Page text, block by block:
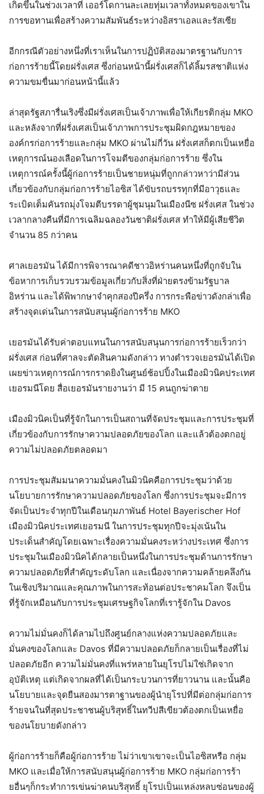
เกิดขึ้นในช่วงเวลาที่ เออร์โดกานละเลยทุ่มเวลาทั้งหมดของเขาใน
การขอทานเพื่อสร้างความสัมพันธ์ระหว่างอิสราเอลและรัสเซีย
อีกกรณีตัวอย่างหนึ่งที่เราเห็นในการปฏิบัติสองมาตรฐานกับการ
ก่อการร้ายนี้โดยฝรั่งเศส ซึ่งก่อนหน้านี้ฝรั่งเศสก็ได้ลิ้มรสชาติแห่ง
ความขมขื่นมาก่อนหน้านี้แล้ว
ล่าสุดรัฐสภารื่นเริงซึ่งมีฝรั่งเศสเป็นเจ้าภาพเพื่อให้เกียรติกลุ่ม MKO
และหลังจากที่ฝรั่งเศสเป็นเจ้าภาพการประชุมผิดกฎหมายของ
องค์กรก่อการร้ายและกลุ่ม MKO ผ่านไม่กี่วัน ฝรั่งเศสก็ตกเป็นเหยื่อ
เหตุการณ์นองเลือดในการโจมตีของกลุ่มก่อการร้าย ซึ่งใน
เหตุการณ์ครั้งนี้ผู้ก่อการร้ายเป็นชายหนุ่มที่ถูกกล่าวหาว่ามีส่วน
เกี่ยวข้องกับกลุ่มก่อการร้ายไอซิส ได้ขับรถบรรทุกที่มีอาวุธและ
ระเบิดเต็มคันรถมุ่งโจมตีบรรดาผู้ชุมนุมในเมืองนีซ ฝรั่งเศส ในช่วง
เวลากลางคืนที่มีการเฉลิมฉลองวันชาติฝรั่งเศส ทำให้มีผู้เสียชีวิต
จำนวน 85 กว่าคน
ศาลเยอรมัน ได้มีการพิจารณาคดีชาวอิหร่านคนหนึ่งที่ถูกจับใน
ข้อหาการเก็บรวบรวมข้อมูลเกี่ยวกับสิ่งที่ฝ่ายตรงข้ามรัฐบาล
อิหร่าน และได้พิพากษาจำคุกสองปีครึ่ง การกระพือข่าวดังกล่าเพื่อ
สร้างจุดเด่นในการสนับสนุนผู้ก่อการร้าย MKO
เยอรมันได้รับค่าตอบแทนในการสนับสนุนการก่อการร้ายเร็วกว่า
ฝรั่งเศส ก่อนที่ศาลจะตัดสินคามดังกล่าว ทางตำรวจเยอรมันได้เปิด
เผยข่าวเหตุการณ์การกราดยิงในศูนย์ช้อปปิ้งในเมืองมิวนิคประเทศ
เยอรมนีโดย สื่อเยอรมันรายงานว่า มี 15 คนถูกฆ่าตาย
เมืองมิวนิคเป็นที่รู้จักในการเป็นสถานที่จัดประชุมและการประชุมที่
เกี่ยวข้องกับการรักษาความปลอดภัยของโลก และแล้วต้องตกอยู่
ความไม่ปลอดภัยตลอดมา
การประชุมสัมมนาความมั่นคงในมิวนิคคือการประชุมว่าด้วย
นโยบายการรักษาความปลอดภัยของโลก ซึ่งการประชุมจะมีการ
จัดเป็นประจำทุกปีในเดือนกุมภาพันธ์ Hotel Bayerischer Hof
เมืองมิวนิคประเทศเยอรมนี ในการประชุมทุกปีจะมุ่งเน้นใน
ประเด็นสำคัญโดยเฉพาะเรื่องความมั่นคงระหว่างประเทศ ซึ่งการ
ประชุมในเมืองมิวนิคได้กลายเป็นหนึ่งในการประชุมด้านการรักษา
ความปลอดภัยที่สำคัญระดับโลก และเนื่องจากความคล้ายคลึงกัน
ในเชิงปริมาณและคุณภาพในการสะท้อนต่อประชาคมโลก จึงเป็น
ที่รู้จักเหมือนกับการประชุมเศรษฐกิจโลกที่เรารู้จักใน Davos
ความไม่มั่นคงก็ได้ลามไปถึงศูนย์กลางแห่งความปลอดภัยและ
มั่นคงของโลกและ Davos ที่มีความปลอดภัยก็กลายเป็นเรื่องที่ไม่
ปลอดภัยอีก ความไม่มั่นคงที่แพร่หลายในยุโรปไม่ใช่เกิดจาก
อุบัติเหตุ แต่เกิดจากผลที่ได้เป็นกระบวนการที่ยาวนาน และนั้นคือ
นโยบายและจุดยืนสองมารตาฐานของผู้นำยุโรปที่มีต่อกลุ่มก่อการ
ร้ายจนในที่สุดประชาชนผู้บริสุทธิ์ในทวีปสีเขียวต้องตกเป็นเหยื่อ
ของนโยบายดังกล่าว
ผู้ก่อการร้ายก็คือผู้ก่อการร้าย ไม่ว่าเขาเขาจะเป็นไอซิสหรือ กลุ่ม
MKO และเมื่อให้การสนับสนุนผู้ก่อการร้าย MKO กลุ่มก่อการร้า
ยอื่นๆก็กระทำการเข่นฆ่าคนบริสุทธิ์ ยุโรปเป็นแหล่งหลบซ่อนของผู้